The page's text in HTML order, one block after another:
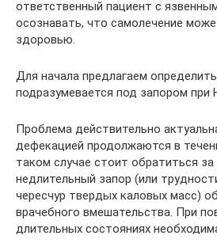
ответственный пациент с
осознавать, что самолечение
здоровью.
Для начала предлагаем
подразумевается под запором при
Проблема действительно
дефекацией продолжаются в
таком случае стоит обратиться
недлительный запор (или
чересчур твердых каловых масс)
врачебного вмешательства. При
длительных состояниях